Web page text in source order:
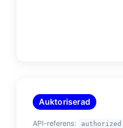
Auktoriserad
API-referens: authorized